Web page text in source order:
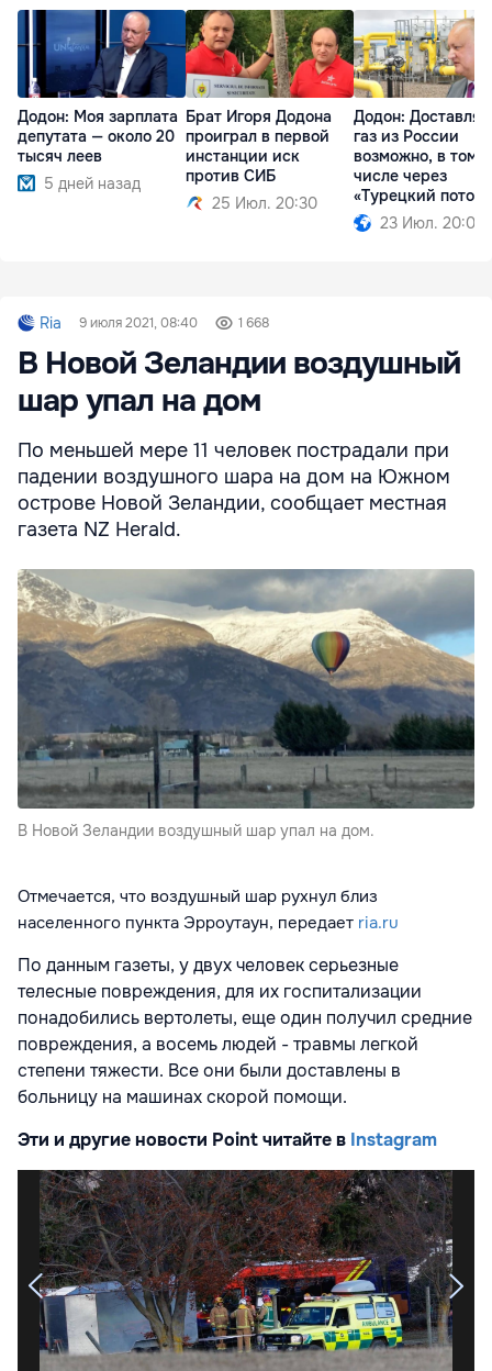
Додон: Моя зарплата
депутата — около 20
тысяч леев
5 дней назад
Брат Игоря Додона
проиграл в первой
инстанции иск
против СИБ
25 Июл. 20:30
Додон:
газ из России
возможно, в том
числе через
«Турецкий поток»
23 Июл. 20:09
Ria 9 июля 2021, 08:40 1 668
В Новой Зеландии воздушный
шар упал на дом
По меньшей мере 11 человек пострадали при
падении воздушного шара на дом на Южном
острове Новой Зеландии, сообщает местная
газета NZ Herald.
В Новой Зеландии воздушный шар упал на дом.
Отмечается, что воздушный шар рухнул близ
населенного пункта Эрроутаун, передает ria.ru
По данным газеты, у двух человек серьезные
телесные повреждения, для их госпитализации
понадобились вертолеты, еще один получил средние
повреждения, а восемь людей - травмы легкой
степени тяжести. Все они были доставлены в
больницу на машинах скорой помощи.
Эти и другие новости Point читайте в Instagram